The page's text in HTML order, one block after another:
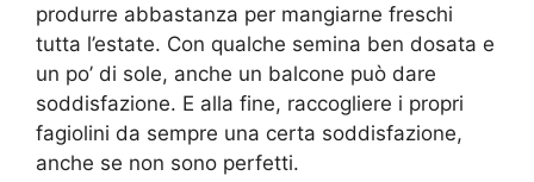
produrre abbastanza per mangiarne freschi
tutta l’estate. Con qualche semina ben dosata e
un po’ di sole, anche un balcone può dare
soddisfazione. E alla fine, raccogliere i propri
fagiolini da sempre una certa soddisfazione,
anche se non sono perfetti.